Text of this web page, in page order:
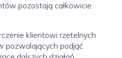
pozostają całkowicie
klientowi rzetelnych
pozwalających podjąć